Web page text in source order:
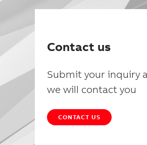
Contact us
Submit your inquiry
we will contact you
CONTACT US